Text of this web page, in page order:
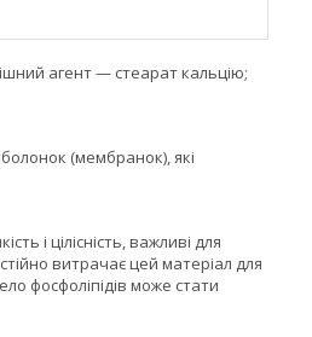
агент — стеарат кальцію;
(мембранок), які
і цілісність, важливі для
витрачає цей матеріал для
фосфоліпідів може стати